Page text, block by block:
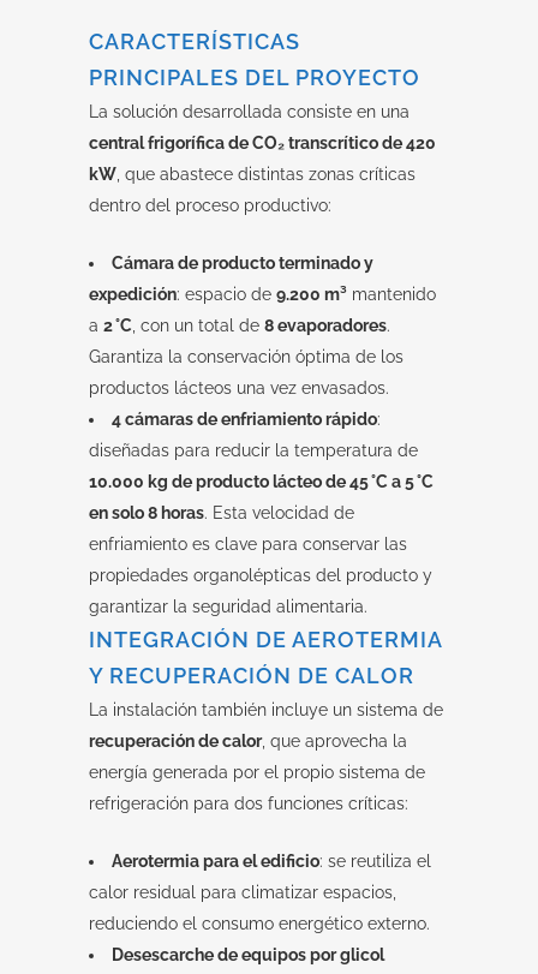
CARACTERÍSTICAS
PRINCIPALES DEL PROYECTO
La solución desarrollada consiste en una
central frigorífica de CO₂ transcrítico de 420
kW , que abastece distintas zonas críticas
dentro del proceso productivo:
Cámara de producto terminado y
expedición: espacio de 9.200 m³ mantenido
a 2 °C , con un total de 8 evaporadores.
Garantiza la conservación óptima de los
productos lácteos una vez envasados.
4 cámaras de enfriamiento rápido:
diseñadas para reducir la temperatura de
10.000 kg de producto lácteo de 45 °C a 5 °C
en solo 8 horas. Esta velocidad de
enfriamiento es clave para conservar las
propiedades organolépticas del producto y
garantizar la seguridad alimentaria.
INTEGRACIÓN DE AEROTERMIA
Y RECUPERACIÓN DE CALOR
La instalación también incluye un sistema de
recuperación de calor, que aprovecha la
energía generada por el propio sistema de
refrigeración para dos funciones críticas:
Aerotermia para el edificio: se reutiliza el
calor residual para climatizar espacios,
reduciendo el consumo energético externo.
Desescarche de equipos por glicol